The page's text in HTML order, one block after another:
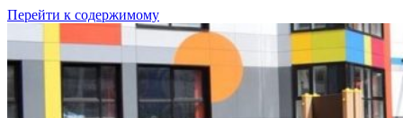
Перейти к содержимому